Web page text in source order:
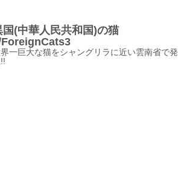
国(中華人民共和国)の猫
一巨大な猫をシャングリラに近い雲南省で発